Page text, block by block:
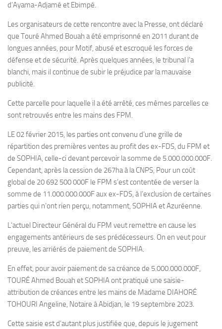
d’Ayama-Adjamé et Ebimpé.
Les organisateurs de cette rencontre avec la Presse, ont déclaré
que Touré Ahmed Bouah a été emprisonné en 2011 durant de
longues années, pour Motif, abusé et escroqué les forces de
défense et de sécurité. Après quelques années, le tribunal l’a
blanchi, mais il continue de subir le préjudice par la mauvaise
publicité.
Cette parcelle pour laquelle il a été arrêté, ces mêmes parcelles ce
sont retrouvés entre les mains des FPM.
LE 02 février 2015, les parties ont convenu d’une grille de
répartition des premières ventes au profit des ex-FDS, du FPM et
de SOPHIA, celle-ci devant percevoir la somme de 5.000.000.000F.
Cependant, après la cession de 267ha à la CNPS, Pour un coût
global de 20 692 500 000F le FPM s’est contentée de verser la
somme de 11.000.000.000F aux ex-FDS, à l’exclusion de certaines
parties qui n’ont rien perçu, notamment, SOPHIA et Azuréenne.
L’actuel Directeur Général du FPM veut remettre en cause les
engagements antérieurs de ses prédécesseurs. On en veut pour
preuve, les arriérés de paiement de SOPHIA.
En effet, pour avoir paiement de sa créance de 5.000.000.000F,
TOURÉ Ahmed Bouah et SOPHIA ont pratiqué une saisie-
attribution de créances entre les mains de Madame DIAHORÉ
TOHOURI Angeline, Notaire à Abidjan, le 19 septembre 2023.
Cette saisie est d’autant plus justifiée que, depuis le jugement